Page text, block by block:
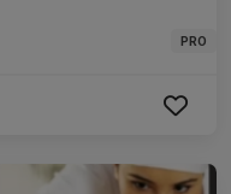
PRO